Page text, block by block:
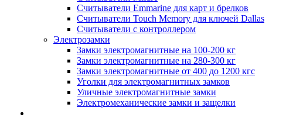
Считыватели Emmarine для карт и брелков
Считыватели Touch Memory для ключей Dallas
Считыватели с контроллером
Электрозамки
Замки электромагнитные на 100-200 кг
Замки электромагнитные на 280-300 кг
Замки электромагнитные от 400 до 1200 кгс
Уголки для электромагнитных замков
Уличные электромагнитные замки
Электромеханические замки и защелки